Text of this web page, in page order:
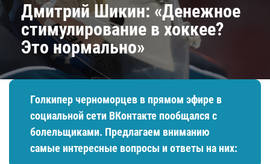
Дмитрий Шикин: «Денежное
стимулирование в хоккее?
Это нормально»
Голкипер черноморцев в прямом эфире в
социальной сети ВКонтакте пообщался с
болельщиками. Предлагаем вниманию
самые интересные вопросы и ответы на них: